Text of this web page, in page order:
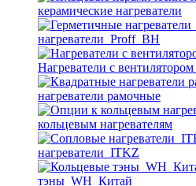
керамические нагреватели
нагреватели_Proff_BH
Нагреватели с
нагреватели рамочные
кольцевым нагревателям
нагреватели_ITKZ
тэны_WH_Китай